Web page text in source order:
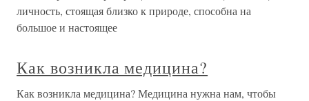
личность, стоящая близко к природе, способна на
большое и настоящее
Как возникла медицина?
Как возникла медицина? Медицина нужна нам, чтобы